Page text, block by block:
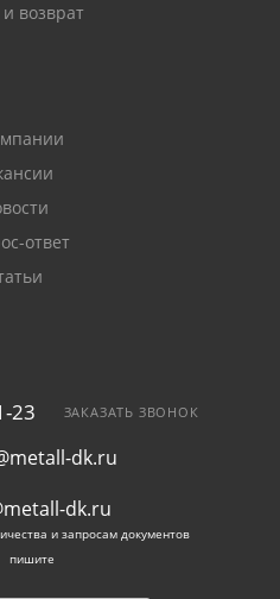
возврат
ответ
23 ЗАКАЗАТЬ ЗВОНОК
dk.ru
dk.ru
и запросам документов
пишите